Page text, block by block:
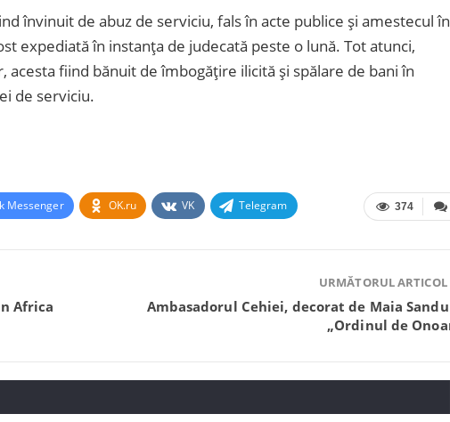
învinuit de abuz de serviciu, fals în acte publice și amestecul în
expediată în instanța de judecată peste o lună. Tot atunci,
acesta fiind bănuit de îmbogățire ilicită și spălare de bani în
de serviciu.
374
Messenger OK.ru VK Telegram
Africa
URMĂTORUL ARTICOL
Ambasadorul Cehiei, decorat de Maia
„Ordinul de